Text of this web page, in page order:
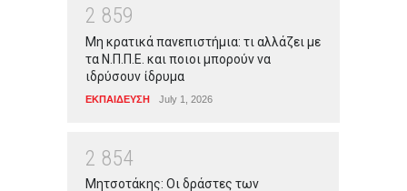
2 859
Μη κρατικά πανεπιστήμια: τι αλλάζει με
τα Ν.Π.Π.Ε. και ποιοι μπορούν να
ιδρύσουν ίδρυμα
ΕΚΠΑΙΔΕΥΣΗ July 1, 2026
2 854
Μητσοτάκης: Οι δράστες των